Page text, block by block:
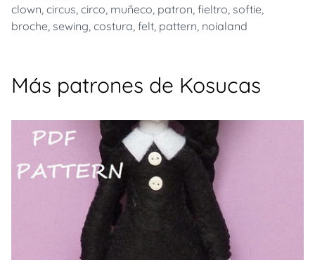
clown, circus, circo, muñeco, patron, fieltro, softie,
broche, sewing, costura, felt, pattern, noialand
Más patrones de Kosucas